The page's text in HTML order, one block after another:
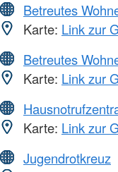
Betreutes
Karte: Link zur
Betreutes
Karte: Link zur
Karte: Link zur
Jugendrotkreuz